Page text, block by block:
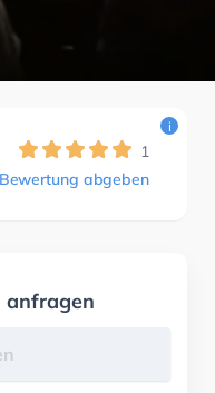
1
Bewertung abgeben
i
anfragen